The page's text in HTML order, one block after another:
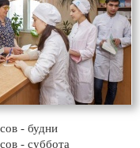
- будни
- суббота